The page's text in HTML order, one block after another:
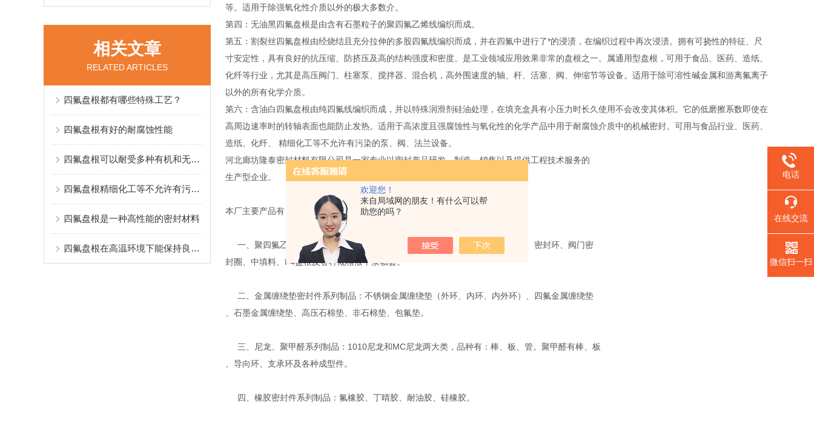
欢迎您！
来自局域网的朋友！有什么可以帮
助您的吗？
相关文章
RELATED ARTICLES
四氟盘根都有哪些特殊工艺？
四氟盘根有好的耐腐蚀性能
四氟盘根可以耐受多种有机和无机化学物质的腐蚀
四氟盘根精细化工等不允许有污染的操作场中得到了广泛应用
四氟盘根是一种高性能的密封材料
四氟盘根在高温环境下能保持良好的性能
等。适用于除强氧化性介质以外的极大多数介。
第四：无油黑四氟盘根是由含有石墨粒子的聚四氟乙烯线编织而成。
第五：割裂丝四氟盘根由经烧结且充分拉伸的多股四氟线编织而成，并在四氟中进行了*的浸渍，在编织过程中再次浸渍。拥有可挠性的特征、尺
寸安定性，具有良好的抗压缩、防挤压及高的结构强度和密度。是工业领域应用效果非常的盘根之一。属通用型盘根，可用于食品、医药、造纸、
化纤等行业，尤其是高压阀门、柱塞泵、搅拌器、混合机，高外围速度的轴、杆、活塞、阀、伸缩节等设备。适用于除可溶性碱金属和游离氟离子
以外的所有化学介质。
第六：含油白四氟盘根由纯四氟线编织而成，并以特殊润滑剂硅油处理，在填充盒具有小压力时长久使用不会改变其体积。它的低磨擦系数即使在
高周边速率时的转轴表面也能防止发热。适用于高浓度且强腐蚀性与氧化性的化学产品中用于耐腐蚀介质中的机械密封。可用与食品行业、医药、
造纸、化纤、 精细化工等不允许有污染的泵、阀、法兰设备。
河北廊坊隆泰密封材料有限公司是一家专业以密封产品研发、制造、销售以及提供工程技术服务的
生产型企业。
本厂主要产品有：
一、聚四氟乙烯密封件系列制品：管、棒、板、车削板、薄膜、生料带、垫圈、密封环、阀门密
封圈、中填料、F4盘根及各种规格液下泵轴套。
二、金属缠绕垫密封件系列制品：不锈钢金属缠绕垫（外环、内环、内外环）、四氟金属缠绕垫
、石墨金属缠绕垫、高压石棉垫、非石棉垫、包氟垫。
三、尼龙、聚甲醛系列制品：1010尼龙和MC尼龙两大类，品种有：棒、板、管。聚甲醛有棒、板
、导向环、支承环及各种成型件。
四、橡胶密封件系列制品：氟橡胶、丁晴胶、耐油胶、硅橡胶。
电话
在线交流
微信扫一扫